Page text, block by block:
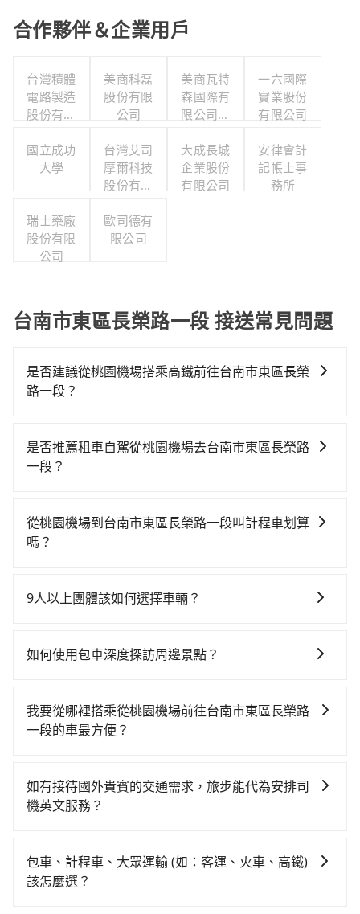
合作夥伴＆企業用戶
台灣積體
電路製造
股份有限
美商科磊
股份有限
公司
美商瓦特
森國際有
限公司台
一六國際
實業股份
有限公司
國立成功
大學
台灣艾司
摩爾科技
股份有限
大成長城
企業股份
有限公司
安律會計
記帳士事
務所
瑞士藥廠
股份有限
公司
歐司德有
限公司
台南市東區長榮路一段 接送常見問題
是否建議從桃園機場搭乘高鐵前往台南市東區長榮
路一段？
鐵乘坐舒適、省時、較貴！從最早06:49一直到22:35，
桃園-台南一天最多有58班次高鐵可搭乘。假設從桃園機
行進站、現場購票並於月台排隊的時間約15分鐘，再乘
坐72~97分鐘（平均87分）的高鐵從桃園站前往台南高
後，抵達台南市東區長榮路一段 (台南市東區) 的目的
tripool並到府專車接送，則每人平均花費約1,460元，
麼趕時間的人來說，預約tripool還是比較划算的。如果
你是三人以下要乘車，也可參考tripool的拼車共乘服
是否推薦租車自駕從桃園機場去台南市東區長榮路
一段？
時不需要閉目養神（因為要自己開車），最重要的是你
當天就要來回，那在桃園路邊可隨租隨借的iRent應該是
機場到台南市東區長榮路一段的花費預估為
時40元路邊停車費用預估進去，但額外的汽車保險與可
差的車款，如果人數超過四位，更是沒有較大的七人座
或九人座可供選擇，而且無人租車最令人詬病的就是車
樣。另外，偶爾也會遇到明明已經預約了時間但上一位
用戶卻遲遲尚未歸還，又或者要還車時卻偏偏找不到停
使用時還是有其區域的限制，實際可停靠的地點與你的
上下車地點仍有段距離，在遇到下雨天或者載行李時，
從桃園機場到台南市東區長榮路一段叫計程車划算
嗎？
灣大車隊、Uber、Line Taxi、Yoxi等，如果在路邊攔不
車隊等叫車看看。依照里程跳錶計算，價格約為
約4,140輛，數量約為桃園市的75%、密度僅雙北的
4.6%，其叫車的難度是雙北市的20倍。綜合以上，無論
9人以上團體該如何選擇車輛？
9人以上之廂型車，其實屬違法。在現行法律下，營業小
中型巴士或大型遊覽車。非法改裝的車輛，不僅與車輛
行照不符，連司機的駕照都會不符。在路上被警察盤查
給賭上。通常人數沒有超過10位，建議預約一台九人座
與一台小轎車比較划算，如人數超過12位就一定是叫一
台確認。
如何使用包車深度探訪周邊景點？
的便利性和彈性，探訪更多的景點，並且可以按照自己
的節奏和時間進行遊覽。除了景點本身，還可以體驗周
找當地導遊或者向當地居民請教，了解更多的深度資訊
和內幕，並且可以在旅途中收集更多的故事和經驗，豐
我要從哪裡搭乘從桃園機場前往台南市東區長榮路
一段的車最方便？
落，只要有路能到、Google地圖上能標註、GPS上能找
得到，我們就保證發車。直接在官網上輸入住家地址、
如有接待國外貴賓的交通需求，旅步能代為安排司
機英文服務？
子郵件booking@tripool.app聯繫我們，我們將有專人
協助回覆，並確認是否能夠提供所需的服務。
包車、計程車、大眾運輸 (如：客運、火車、高鐵)
該怎麼選？